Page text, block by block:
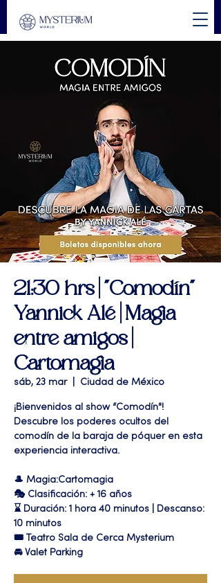
21:30 hrs | "Comodín"
Yannick Alé | Magia
entre amigos |
Cartomagia
sáb, 23 mar
  |
Ciudad de México
¡Bienvenidos al show “Comodín"!
Descubre los poderes ocultos del
comodín de la baraja de póquer en esta
experiencia interactiva.
🎩 Magia:Cartomagia
🎭 Clasificación: + 16 años
⌛ Duración: 1 hora 40 minutos | Descanso:
10 minutos
🎟 Teatro Sala de Cerca Mysterium
🚘 Valet Parking